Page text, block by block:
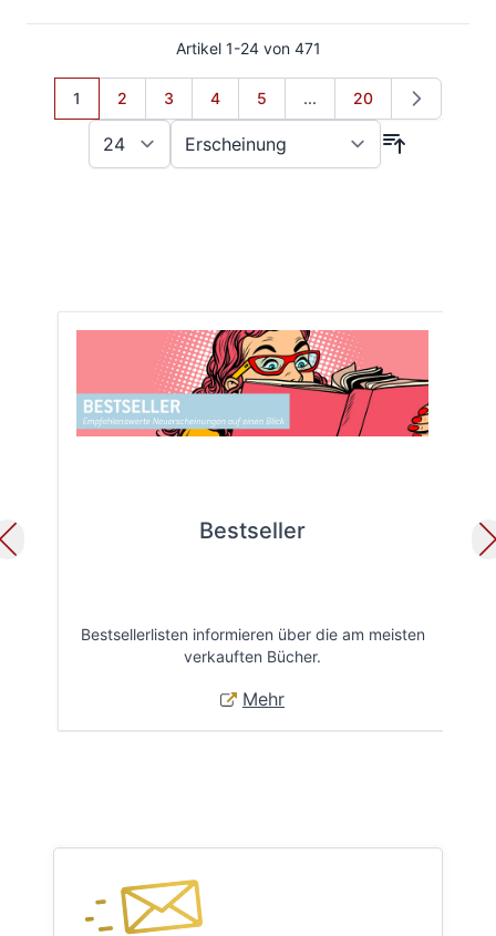
Artikel 1-24von 471
Sie lesen gerade Seite
1 Seite
2 Seite
3 Seite
4 Seite
5 ... Seite
20
Bestseller
Bestsellerlisten informieren über die am meisten
verkauften Bücher.
Mehr